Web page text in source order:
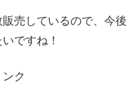
売しているので、今後
ですね！
ク